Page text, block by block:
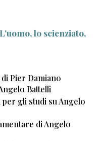
lo scienziato,
Pier Damiano
Battelli
per gli studi su Angelo
di Angelo